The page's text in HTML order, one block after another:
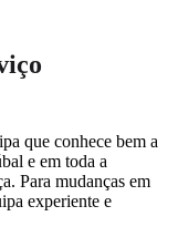
que conhece bem a
e em toda a
Para mudanças em
experiente e